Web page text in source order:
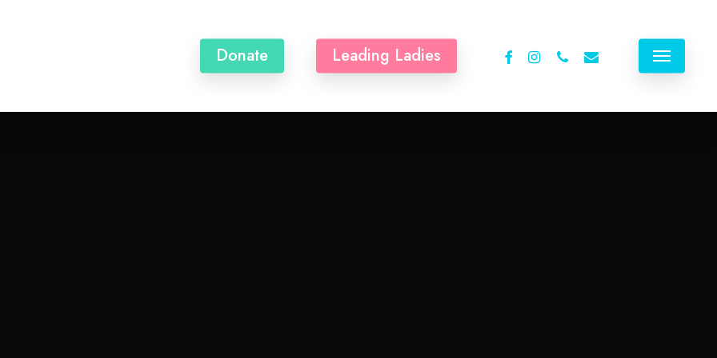
Donate Leading Ladies facebook
instagram
phoneemail Menu